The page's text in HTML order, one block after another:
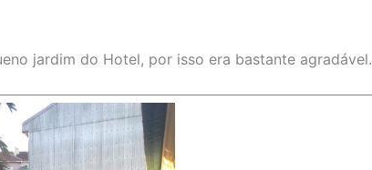
jardim do Hotel, por isso era bastante agradável.